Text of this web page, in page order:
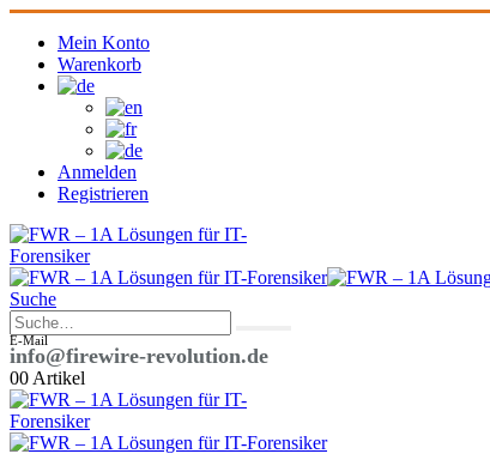
Mein Konto
Warenkorb
Anmelden
Registrieren
Suche
E-Mail
info@firewire-revolution.de
00 Artikel